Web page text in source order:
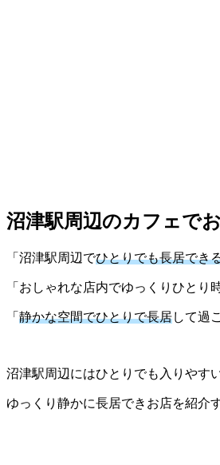
沼津駅周辺のカフェで
「沼津駅周辺でひとりでも長居でき
「おしゃれな店内でゆっくりひとり
「 静かな空間でひとりで長居して過
沼津駅周辺にはひとりでも入りやす
ゆっくり静かに長居できお店を紹介